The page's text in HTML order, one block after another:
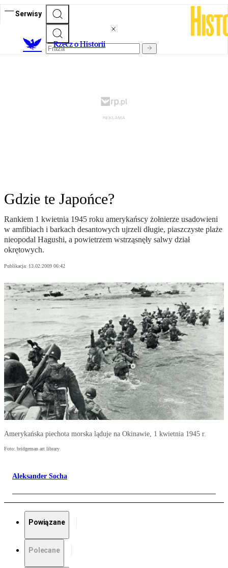
Serwisy
Rzecz o Historii
Gdzie te Japońce?
Rankiem 1 kwietnia 1945 roku amerykańscy żołnierze usadowieni
w amfibiach i barkach desantowych ujrzeli długie, piaszczyste plaże
nieopodal Hagushi, a powietrzem wstrząsnęły salwy dział
okrętowych.
Publikacja: 13.02.2009 06:42
Amerykańska piechota morska ląduje na Okinawie, 1 kwietnia 1945 r.
Foto: bridgeman art library
Aleksander Socha
Powiązane
Polecane